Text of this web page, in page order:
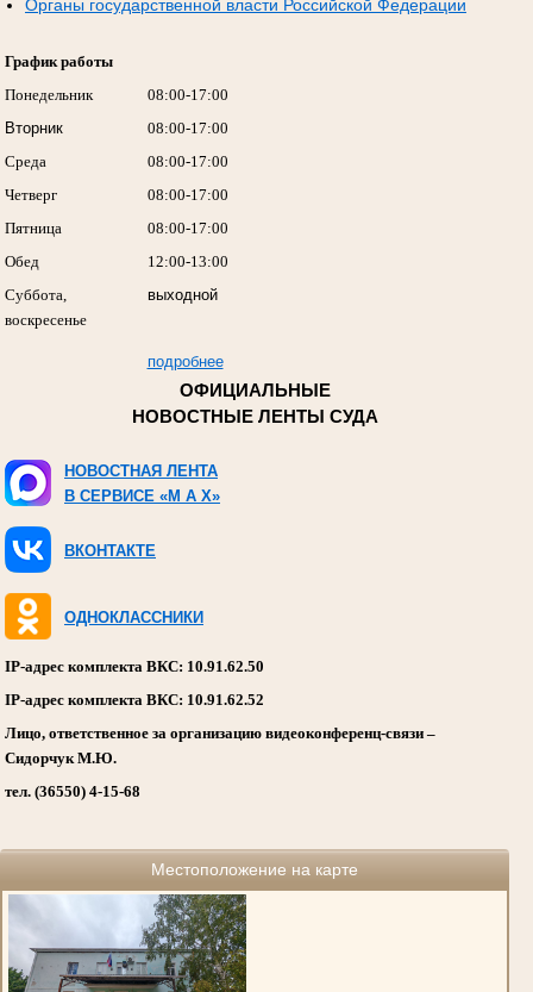
Органы государственной власти Российской Федерации
График работы
Понедельник
08:00-17:00
Вторник
08:00-17:00
Среда
08:00-17:00
Четверг
08:00-17:00
Пятница
08:00-17:00
Обед
12:00-13:00
Суббота,
воскресенье
выходной
подробнее
ОФИЦИАЛЬНЫЕ
НОВОСТНЫЕ ЛЕНТЫ СУДА
НОВОСТНАЯ ЛЕНТА
В СЕРВИСЕ «M A X»
ВКОНТАКТЕ
ОДНОКЛАССНИКИ
IP-адрес комплекта ВКС: 10.91.62.50
IP-адрес комплекта ВКС: 10.91.62.52
Лицо, ответственное за организацию видеоконференц-связи –
Сидорчук М.Ю.
тел. (36550) 4-15-68
Местоположение на карте